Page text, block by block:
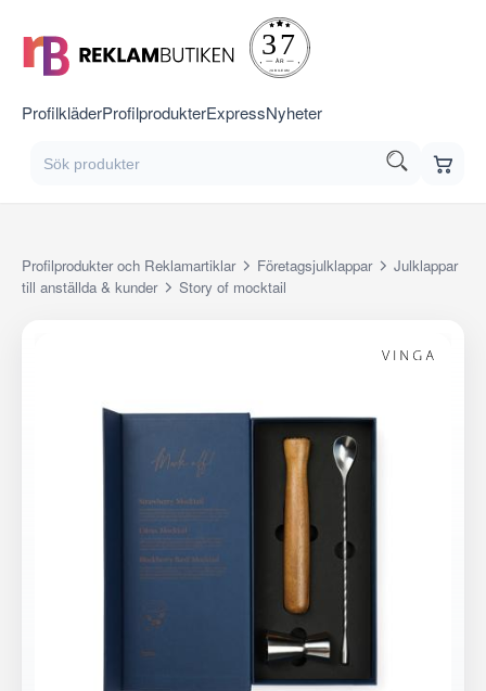
ProfilkläderProfilprodukterExpressNyheter
Profilprodukter och Reklamartiklar Företagsjulklappar
Julklappar
till anställda & kunder
Story of mocktail